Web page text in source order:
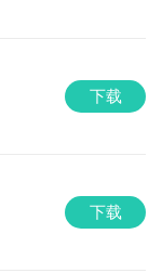
下载
下载